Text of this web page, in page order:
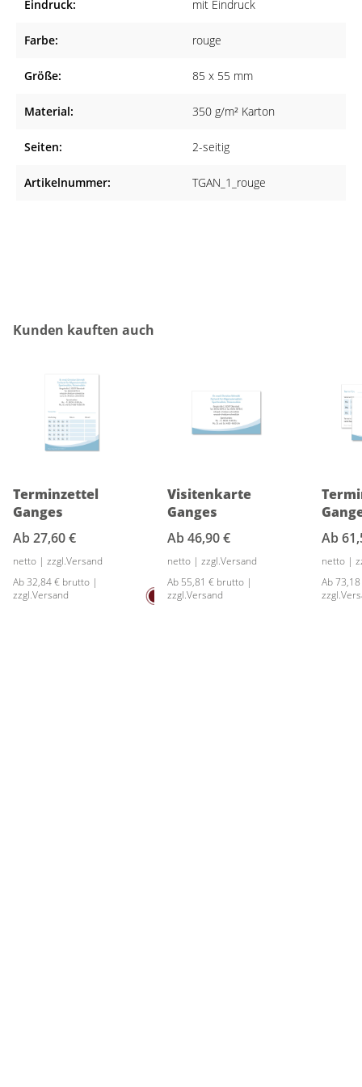
gefertigt, sodass Sie ein qualitatives Produkt erhalten.
Die Terminkarten eignen sich sowohl für Arztpraxen aller
Physiotherapeuten und Zahnärzte.
Eindruck: mit Eindruck
Farbe: rouge
Größe: 85 x 55 mm
Material: 350 g/m² Karton
Seiten: 2-seitig
Artikelnummer: TGAN_1_rouge
Produktgalerie überspringen
Kunden kauften auch
Terminzettel
Ganges
Ab 27,60 €
netto | zzgl.Versand
Ab 32,84 € brutto |
zzgl.Versand
Visitenkarte
Ganges
Ab46,90 €
netto | zzgl.Versand
Ab 55,81 € brutto |
zzgl.Versand
Ab
netto |
Ab